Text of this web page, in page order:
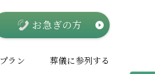
お急ぎの方
プラン 葬儀に参列する